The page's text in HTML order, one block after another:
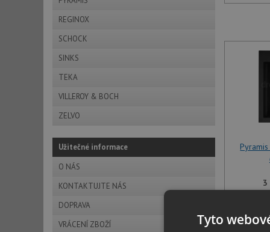
REGINOX
SCHOCK
SINKS
TEKA
VILLEROY & BOCH
ZELVO
Užitečné informace
O NÁS
KONTAKTUJTE NÁS
DOPRAVA
VRÁCENÍ ZBOŽÍ
3
Tyto